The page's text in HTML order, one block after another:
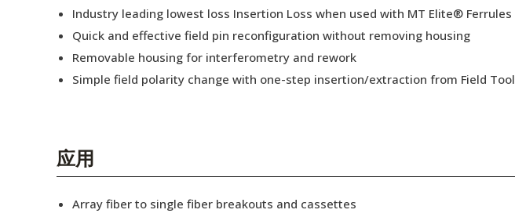
活动信息
Industry leading lowest loss Insertion Loss when used with MT Elite® Ferrules
Quick and effective field pin reconfiguration without removing housing
Removable housing for interferometry and rework
Simple field polarity change with one-step insertion/extraction from Field Tool
应用
Array fiber to single fiber breakouts and cassettes